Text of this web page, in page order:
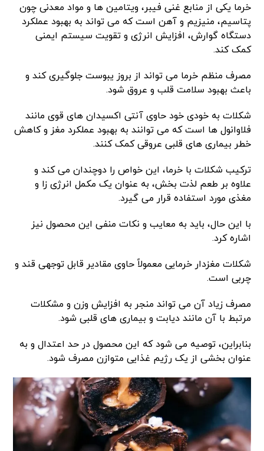
خرما یکی از منابع غنی فیبر، ویتامین ها و مواد معدنی چون
پتاسیم، منیزیم و آهن است که می تواند به بهبود عملکرد
دستگاه گوارش، افزایش انرژی و تقویت سیستم ایمنی
کمک کند.
مصرف منظم خرما می تواند از بروز یبوست جلوگیری کند و
باعث بهبود سلامت قلب و عروق شود.
شکلات به خودی خود حاوی آنتی اکسیدان های قوی مانند
فلاوانول ها است که می توانند به بهبود عملکرد مغز و کاهش
خطر بیماری های قلبی عروقی کمک کنند.
ترکیب شکلات با خرما، این خواص را دوچندان می کند و
علاوه بر طعم لذت بخش، به عنوان یک مکمل انرژی زا و
مغذی مورد استفاده قرار می گیرد.
با این حال، باید به معایب و نکات منفی این محصول نیز
اشاره کرد.
شکلات مغزدار خرمایی معمولاً حاوی مقادیر قابل توجهی قند و
چربی است.
مصرف زیاد آن می تواند منجر به افزایش وزن و مشکلات
مرتبط با آن مانند دیابت و بیماری های قلبی شود.
بنابراین، توصیه می شود که این محصول در حد اعتدال و به
عنوان بخشی از یک رژیم غذایی متوازن مصرف شود.